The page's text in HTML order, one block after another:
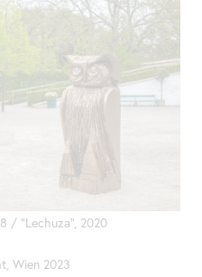
/ "Lechuza", 2020
Wien 2023